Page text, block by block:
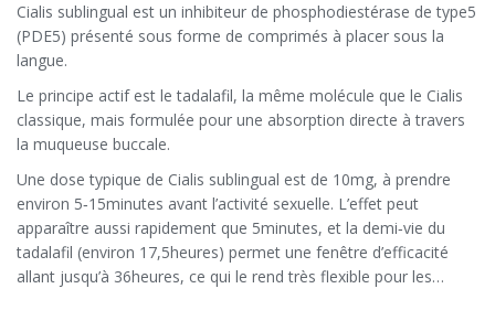
Cialis sublingual est un inhibiteur de phosphodiestérase de type5
(PDE5) présenté sous forme de comprimés à placer sous la
langue.
Le principe actif est letadalafil, la même molécule que le Cialis
classique, mais formulée pour une absorption directe à travers
la muqueuse buccale.
Une dose typique de Cialis sublingual est de 10mg, à prendre
environ 5‑15minutes avant l’activité sexuelle. L’effet peut
apparaître aussi rapidement que 5minutes, et la demi‑vie du
tadalafil (environ 17,5heures) permet une fenêtre d’efficacité
allant jusqu’à 36heures, ce qui le rend très flexible pour les